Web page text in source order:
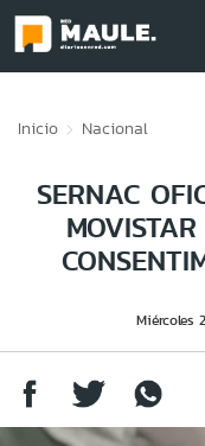
Inicio Nacional
SERNAC
Miércoles